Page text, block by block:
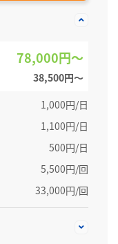
78,000円～
38,500円〜
1,000円/日
1,100円/日
500円/日
5,500円/回
33,000円/回